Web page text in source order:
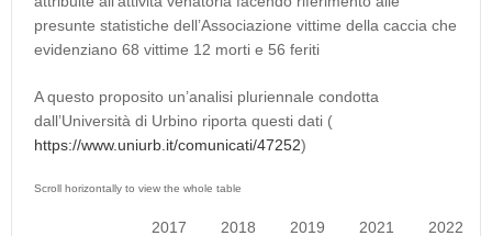
presunte statistiche dell’Associazione vittime della caccia che
evidenziano 68 vittime 12 morti e 56 feriti
A questo proposito un’analisi pluriennale condotta
dall’Università di Urbino riporta questi dati (
https://www.uniurb.it/comunicati/47252)
2017 2018 2019 2021 2022